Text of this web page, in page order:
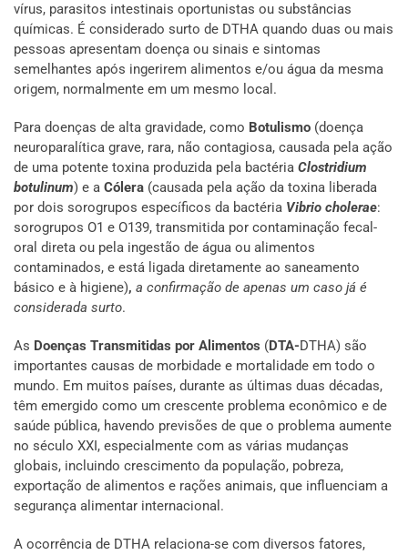
vírus, parasitos intestinais oportunistas ou substâncias
químicas. É considerado surto de DTHA quando duas ou mais
pessoas apresentam doença ou sinais e sintomas
semelhantes após ingerirem alimentos e/ou água da mesma
origem, normalmente em um mesmo local.
Para doenças de alta gravidade, como Botulismo (doença
neuroparalítica grave, rara, não contagiosa, causada pela ação
de uma potente toxina produzida pela bactéria Clostridium
botulinum) e a Cólera (causada pela ação da toxina liberada
por dois sorogrupos específicos da bactéria Vibrio cholerae:
sorogrupos O1 e O139, transmitida por contaminação fecal-
oral direta ou pela ingestão de água ou alimentos
contaminados, e está ligada diretamente ao saneamento
básico e à higiene), a confirmação de apenas um caso já é
considerada surto.
As Doenças Transmitidas por Alimentos (DTA-DTHA) são
importantes causas de morbidade e mortalidade em todo o
mundo. Em muitos países, durante as últimas duas décadas,
têm emergido como um crescente problema econômico e de
saúde pública, havendo previsões de que o problema aumente
no século XXI, especialmente com as várias mudanças
globais, incluindo crescimento da população, pobreza,
exportação de alimentos e rações animais, que influenciam a
segurança alimentar internacional.
A ocorrência de DTHA relaciona-se com diversos fatores,